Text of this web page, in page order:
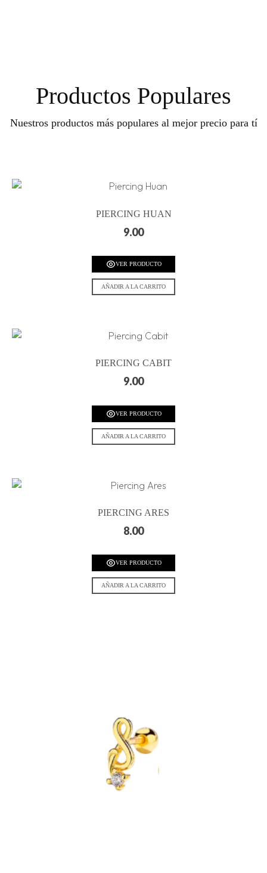
Productos Populares
Nuestros productos más populares al mejor precio para tí
PIERCING HUAN
9.00
VER PRODUCTO
AÑADIR A LA CARRITO
PIERCING CABIT
9.00
VER PRODUCTO
AÑADIR A LA CARRITO
PIERCING ARES
8.00
VER PRODUCTO
AÑADIR A LA CARRITO